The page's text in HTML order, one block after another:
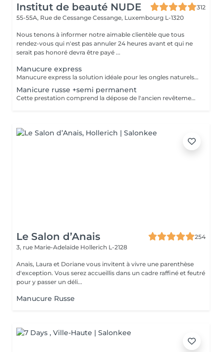
Institut de beauté NUDE
312
55-55A, Rue de Cessange Cessange, Luxembourg L-1320
Nous tenons à informer notre aimable clientèle que tous
rendez-vous qui n'est pas annuler 24 heures avant et qui ne
serait pas honoré devra être payé ...
Manucure express
Manucure express la solution idéale pour les ongles naturels courts. Cette prestation comprend la dépose du revêtement, une préparation rapide des ongles et des cuticules, un renforcement avec une base rubber transparente et une finition avec un top camouflage. Sans modification de la forme naturelle de l'ongle : nous conservons votre forme habituelle, ovale ou carrée.
Manicure russe +semi permanent
Cette prestation comprend la dépose de l'ancien revêtement, le soin des cuticules, le travail des contours de l'ongle, la préparation de la plaque ongulaire et l'application d'un nouveau vernis semi-permanent. Afin de conserver un résultat soigné et durable, un remplissage est recommandé toutes les 2,5 à 3 semaines.
Le Salon d’Anais
254
3, rue Marie-Adelaïde Hollerich L-2128
Anais, Laura et Doriane vous invitent à vivre une parenthèse
d'exception. Vous serez accueillis dans un cadre raffiné et feutré
pour y passer un déli...
Manucure Russe